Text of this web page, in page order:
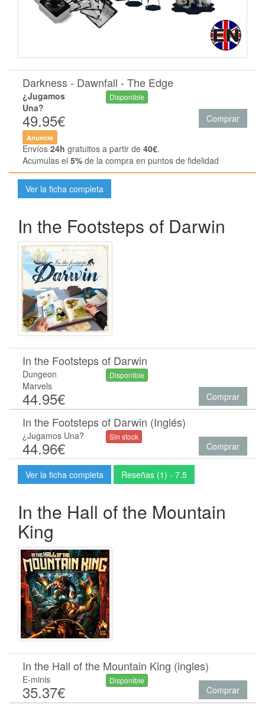
Darkness - Dawnfall - The Edge
¿Jugamos
Una?
49.95€
Disponible
Comprar
Anuncio
Envíos 24h gratuitos a partir de 40€.
Acumulas el 5% de la compra en puntos de fidelidad
Ver la ficha completa
In the Footsteps of Darwin
In the Footsteps of Darwin
Dungeon
Marvels
44.95€
Disponible
Comprar
In the Footsteps of Darwin (Inglés)
¿Jugamos Una?
44.96€
Sin stock
Comprar
Ver la ficha completa Reseñas (1) - 7.5
In the Hall of the Mountain
King
In the Hall of the Mountain King (ingles)
E-minis
35.37€
Disponible
Comprar